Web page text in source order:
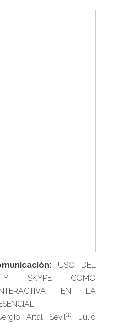
USO DEL
Y SKYPE COMO
EN LA
Artal Sevil(1), Julio